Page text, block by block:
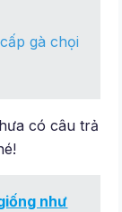
gà chọi
có câu trả
như